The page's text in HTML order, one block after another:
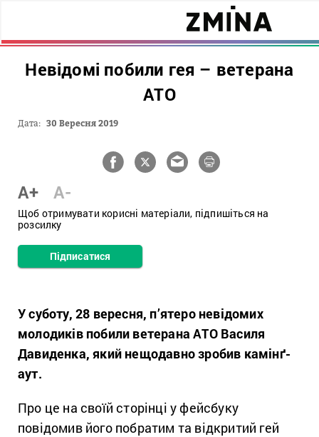
Невідомі побили гея – ветерана
АТО
Дата: 30 Вересня 2019
A+ A-
Щоб отримувати корисні матеріали, підпишіться на
розсилку
Підписатися
У суботу, 28 вересня, п’ятеро невідомих
молодиків побили ветерана АТО Василя
Давиденка, який нещодавно зробив камінґ-
аут.
Про це на своїй сторінці у фейсбуку
повідомив його побратим та відкритий гей